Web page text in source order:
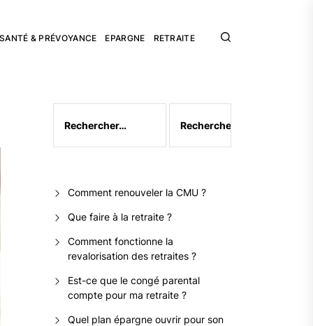
& PRÉVOYANCE EPARGNE RETRAITE
Comment renouveler la CMU ?
Que faire à la retraite ?
Comment fonctionne la
revalorisation des retraites ?
Est-ce que le congé parental
compte pour ma retraite ?
Quel plan épargne ouvrir pour son